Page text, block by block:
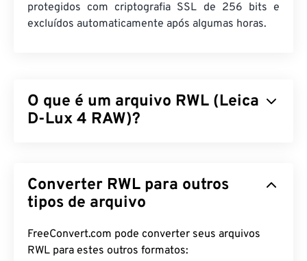
protegidos com criptografia SSL de 256 bits e
excluídos automaticamente após algumas horas.
O que é um arquivo RWL (Leica
D-Lux 4 RAW)?
4.Arquivos raw têm a mesma finalidade que
negativosfísicos produzidos em filme. Portanto, a
de uma imagem RWL é a principal vantagem e
benefício de trabalhar com esse tipo de arquivo
Converter RWL para outros
tipos de arquivo
FreeConvert.com pode converter seus arquivos
RWL para estes outros formatos: